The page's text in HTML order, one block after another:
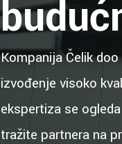
Kompanija Čelik
izvođenje visoko
ekspertiza se
tražite partnera na